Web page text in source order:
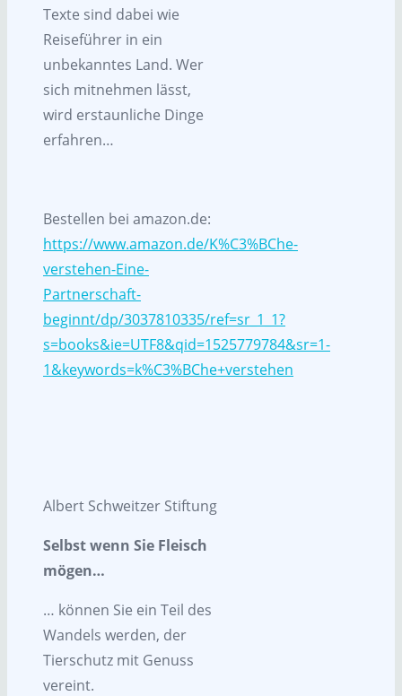
Texte sind dabei wie
Reiseführer in ein
unbekanntes Land. Wer
sich mitnehmen lässt,
wird erstaunliche Dinge
erfahren…
Bestellen bei amazon.de:
https://www.amazon.de/K%C3%BChe-
verstehen-Eine-
Partnerschaft-
beginnt/dp/3037810335/ref=sr_1_1?
s=books&ie=UTF8&qid=1525779784&sr=1-
1&keywords=k%C3%BChe+verstehen
Albert Schweitzer Stiftung
Selbst wenn Sie Fleisch
mögen…
… können Sie ein Teil des
Wandels werden, der
Tierschutz mit Genuss
vereint.